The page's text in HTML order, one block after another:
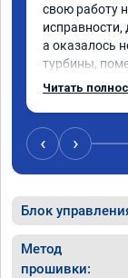
свою работу
исправности,
а оказалось
турбины,
Читать
‹ ›
Блок
Метод
прошивки: